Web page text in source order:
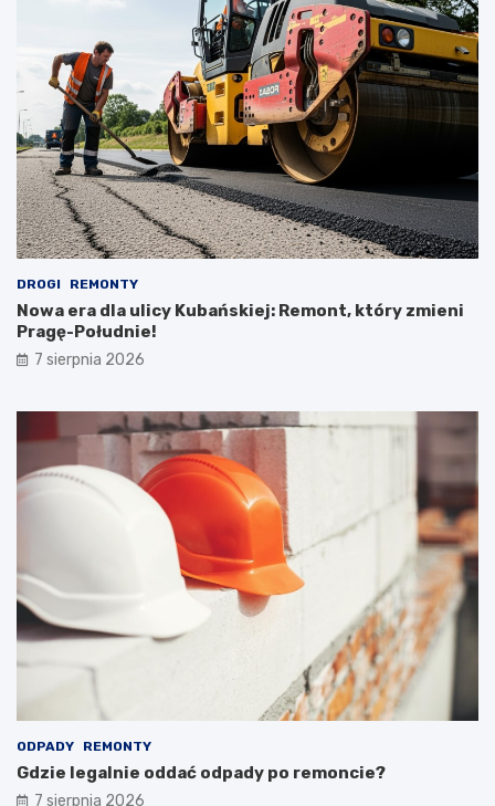
DROGI REMONTY
Nowa era dla ulicy Kubańskiej: Remont, który zmieni
Pragę-Południe!
7 sierpnia 2026
ODPADY REMONTY
Gdzie legalnie oddać odpady po remoncie?
7 sierpnia 2026